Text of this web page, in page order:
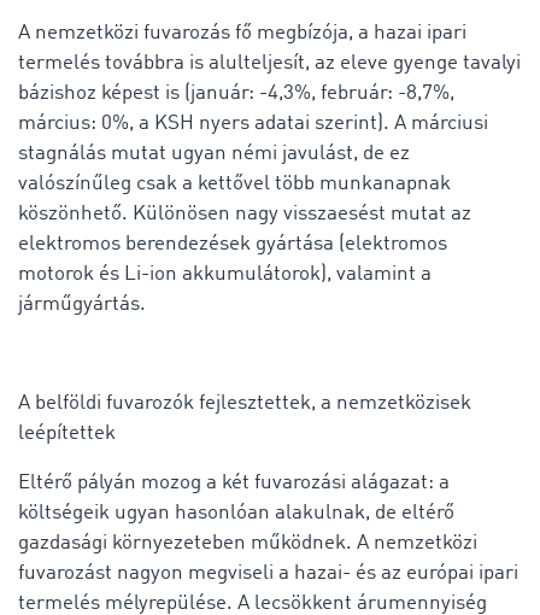
A nemzetközi fuvarozás fő megbízója, a hazai ipari
termelés továbbra is alulteljesít, az eleve gyenge tavalyi
bázishoz képest is (január: -4,3%, február: -8,7%,
március: 0%, a KSH nyers adatai szerint). A márciusi
stagnálás mutat ugyan némi javulást, de ez
valószínűleg csak a kettővel több munkanapnak
köszönhető. Különösen nagy visszaesést mutat az
elektromos berendezések gyártása (elektromos
motorok és Li-ion akkumulátorok), valamint a
járműgyártás.
A belföldi fuvarozók fejlesztettek, a nemzetközisek
leépítettek
Eltérő pályán mozog a két fuvarozási alágazat: a
költségeik ugyan hasonlóan alakulnak, de eltérő
gazdasági környezeteben működnek. A nemzetközi
fuvarozást nagyon megviseli a hazai- és az európai ipari
termelés mélyrepülése. A lecsökkent árumennyiség